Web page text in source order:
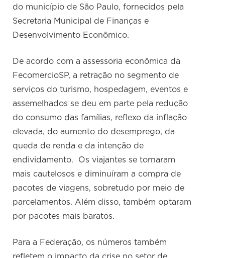
do município de São Paulo, fornecidos pela
Secretaria Municipal de Finanças e
Desenvolvimento Econômico.
De acordo com a assessoria econômica da
FecomercioSP, a retração no segmento de
serviços do turismo, hospedagem, eventos e
assemelhados se deu em parte pela redução
do consumo das famílias, reflexo da inflação
elevada, do aumento do desemprego, da
queda de renda e da intenção de
endividamento. Os viajantes se tornaram
mais cautelosos e diminuíram a compra de
pacotes de viagens, sobretudo por meio de
parcelamentos. Além disso, também optaram
por pacotes mais baratos.
Para a Federação, os números também
refletem o impacto da crise no setor de